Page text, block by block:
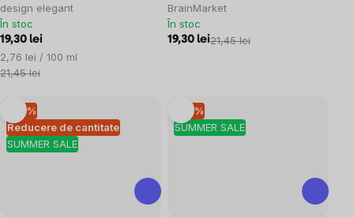
design elegant
În stoc
19,30 lei
Evaluare
preţ:
2,76 lei / 100 ml
21,45 lei
BrainMarket
În stoc
19,30 lei21,45 lei
Reducere de cantitate
SUMMER SALE
–10 %
SUMMER SALE
–10 %